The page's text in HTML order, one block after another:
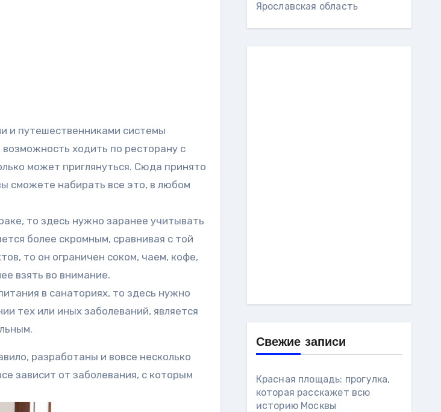
и путешественниками системы
ходить по ресторану с
может приглянуться. Сюда принято
сможете набирать все это, в любом
то здесь нужно заранее учитывать
более скромным, сравнивая с той
то он ограничен соком, чаем, кофе,
взять во внимание.
в санаториях, то здесь нужно
тех или иных заболеваний, является
разработаны и вовсе несколько
зависит от заболевания, с которым
Ярославская область
Свежие записи
Красная площадь: прогулка,
которая расскажет всю
историю Москвы